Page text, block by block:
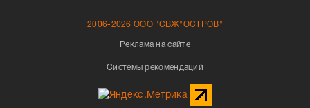
2006-2026 ООО "СВЖ"ОСТРОВ"
Реклама на сайте
Системы рекомендаций